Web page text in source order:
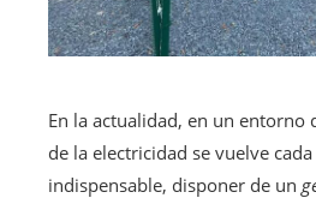
En la actualidad, en un entorno
de la electricidad se vuelve
indispensable, disponer de un